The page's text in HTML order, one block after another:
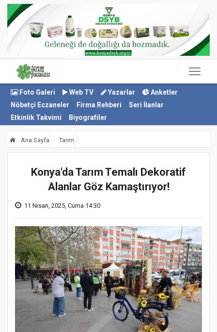
Foto Galeri Web TV Yazarlar
Anketler
Nöbetçi Eczaneler
Firma Rehberi
Seri İlanlar
Etkinlik Takvimi
Biyografiler
Ana Sayfa Tarım
Konya'da Tarım Temalı Dekoratif
Alanlar Göz Kamaştırıyor!
11 Nisan, 2025, Cuma 14:30